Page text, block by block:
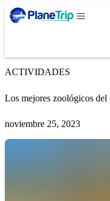
ACTIVIDADES
Los mejores zoológicos del
noviembre 25, 2023